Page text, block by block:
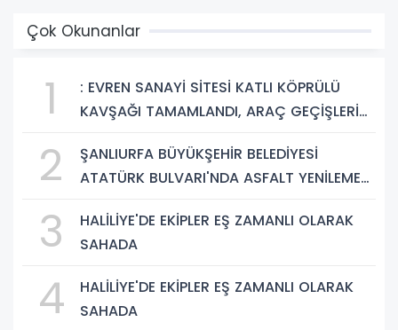
Çok Okunanlar
1
: EVREN SANAYİ SİTESİ KATLI KÖPRÜLÜ
KAVŞAĞI TAMAMLANDI, ARAÇ GEÇİŞLERİ
2
ŞANLIURFA BÜYÜKŞEHİR BELEDİYESİ
ATATÜRK BULVARI'NDA ASFALT YENİLEME
3
HALİLİYE'DE EKİPLER EŞ ZAMANLI OLARAK
SAHADA
4
HALİLİYE'DE EKİPLER EŞ ZAMANLI OLARAK
SAHADA